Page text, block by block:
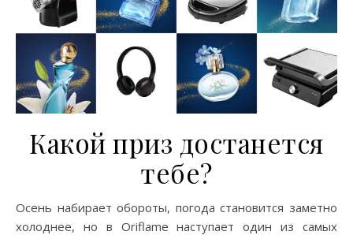
Какой приз достанется
тебе?
Осень набирает обороты, погода становится заметно
холоднее, но в Oriflame наступает один из самых